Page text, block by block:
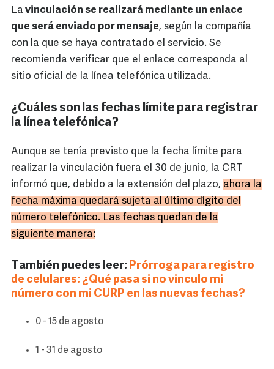
La vinculación se realizará mediante un enlace
que será enviado por mensaje, según la compañía
con la que se haya contratado el servicio. Se
recomienda verificar que el enlace corresponda al
sitio oficial de la línea telefónica utilizada.
¿Cuáles son las fechas límite para registrar
la línea telefónica?
Aunque se tenía previsto que la fecha límite para
realizar la vinculación fuera el 30 de junio, la CRT
informó que, debido a la extensión del plazo, ahora la
fecha máxima quedará sujeta al último dígito del
número telefónico. Las fechas quedan de la
siguiente manera:
También puedes leer: Prórroga para registro
de celulares: ¿Qué pasa si no vinculo mi
número con mi CURP en las nuevas fechas?
0 - 15 de agosto
1 - 31 de agosto